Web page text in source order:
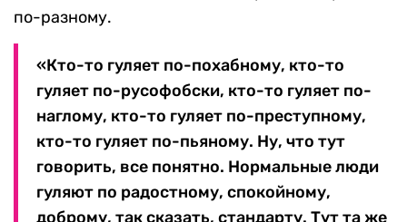
по-разному.
«Кто-то гуляет по-похабному, кто-то
гуляет по-русофобски, кто-то гуляет по-
наглому, кто-то гуляет по-преступному,
кто-то гуляет по-пьяному. Ну, что тут
говорить, все понятно. Нормальные люди
гуляют по радостному, спокойному,
доброму, так сказать, стандарту. Тут та же